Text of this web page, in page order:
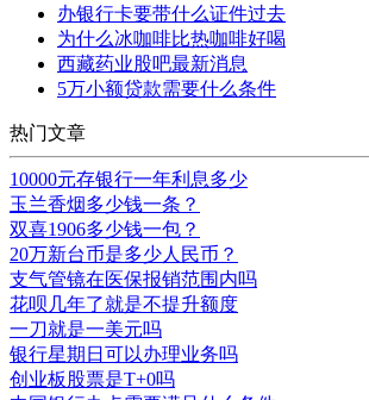
办银行卡要带什么证件过去
为什么冰咖啡比热咖啡好喝
西藏药业股吧最新消息
5万小额贷款需要什么条件
热门文章
10000元存银行一年利息多少
玉兰香烟多少钱一条？
双喜1906多少钱一包？
20万新台币是多少人民币？
支气管镜在医保报销范围内吗
花呗几年了就是不提升额度
一刀就是一美元吗
银行星期日可以办理业务吗
创业板股票是T+0吗